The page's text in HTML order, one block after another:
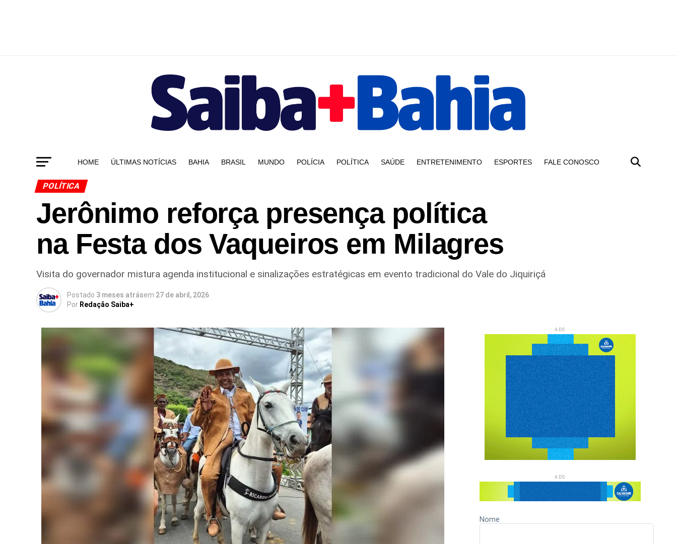
HOME ÚLTIMAS NOTÍCIAS BAHIA BRASIL MUNDO POLÍCIA POLÍTICA SAÚDE ENTRETENIMENTO ESPORTES FALE CONOSCO
POLÍTICA
Jerônimo reforça presença política
na Festa dos Vaqueiros em Milagres
Visita do governador mistura agenda institucional e sinalizações estratégicas em evento tradicional do Vale do Jiquiriçá
Postado 3 meses atrásem 27 de abril, 2026
Por Redação Saiba+
ADS
ADS
Nome